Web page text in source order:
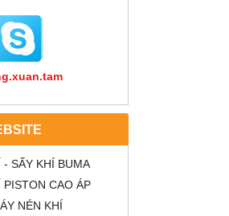
- SẤY KHÍ BUMA
PISTON CAO ÁP
NÉN KHÍ